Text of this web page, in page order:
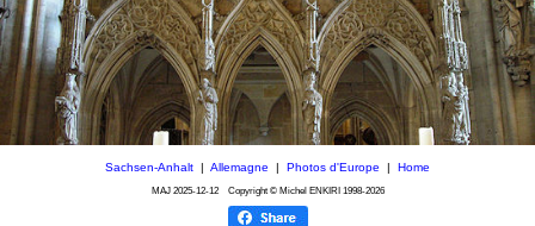
Sachsen-Anhalt | Allemagne | Photos d'Europe | Home
MAJ 2025-12-12Copyright © Michel ENKIRI 1998-2026